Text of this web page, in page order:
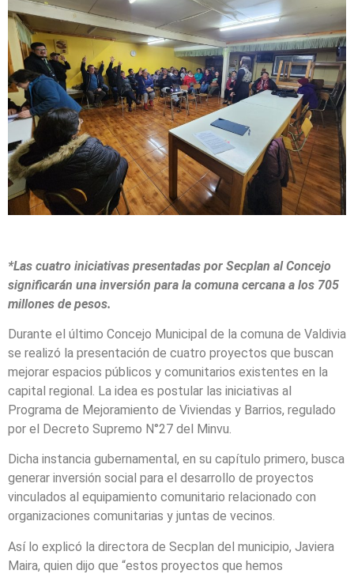
*Las cuatro iniciativas presentadas por Secplan al Concejo
significarán una inversión para la comuna cercana a los 705
millones de pesos.
Durante el último Concejo Municipal de la comuna de Valdivia
se realizó la presentación de cuatro proyectos que buscan
mejorar espacios públicos y comunitarios existentes en la
capital regional. La idea es postular las iniciativas al
Programa de Mejoramiento de Viviendas y Barrios, regulado
por el Decreto Supremo N°27 del Minvu.
Dicha instancia gubernamental, en su capítulo primero, busca
generar inversión social para el desarrollo de proyectos
vinculados al equipamiento comunitario relacionado con
organizaciones comunitarias y juntas de vecinos.
Así lo explicó la directora de Secplan del municipio, Javiera
Maira, quien dijo que “estos proyectos que hemos